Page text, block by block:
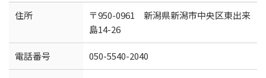
住所
〒950-0961 新潟県新潟市中央区東出来
島14-26
電話番号 050-5540-2040